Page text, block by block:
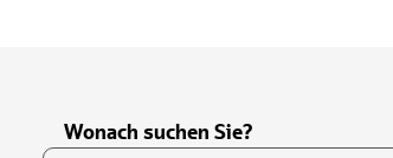
Wonach suchen Sie?